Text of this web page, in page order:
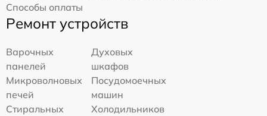
Способы оплаты
Ремонт устройств
Варочных
панелей
Духовых
шкафов
Микроволновых
печей
Посудомоечных
машин
Стиральных
Холодильников